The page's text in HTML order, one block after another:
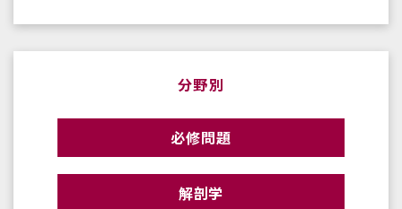
分野別
必修問題
解剖学